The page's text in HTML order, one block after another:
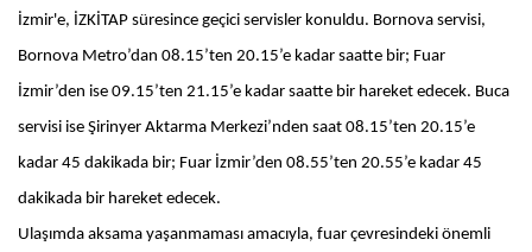
İzmir'e, İZKİTAP süresince geçici servisler konuldu. Bornova servisi,
Bornova Metro’dan 08.15’ten 20.15’e kadar saatte bir; Fuar
İzmir’den ise 09.15’ten 21.15’e kadar saatte bir hareket edecek. Buca
servisi ise Şirinyer Aktarma Merkezi’nden saat 08.15’ten 20.15’e
kadar 45 dakikada bir; Fuar İzmir’den 08.55’ten 20.55’e kadar 45
dakikada bir hareket edecek.
Ulaşımda aksama yaşanmaması amacıyla, fuar çevresindeki önemli